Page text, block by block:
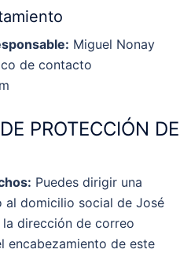
Miguel Nonay
de contacto
PROTECCIÓN DE
Puedes dirigir una
domicilio social de José
dirección de correo
encabezamiento de este